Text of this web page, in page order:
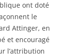
ont doté
le
Attinger, en
et encouragé
l’attribution